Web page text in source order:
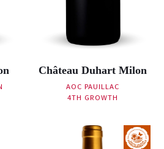
Château Duhart Milon
AOC PAUILLAC
4TH GROWTH